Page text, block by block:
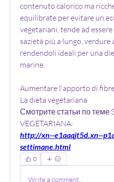
contenuto calorico ma
equilibrate per evitare un
vegetariani, tende ad
sazietà più a lungo,
rendendoli ideali per una
marine.
Aumentare l'apporto di
La dieta vegetariana
Смотрите статьи по теме
VEGETARIANA:
http://xn--e1aaqjt5d.xn--
settimane.html
0
Write a comment...